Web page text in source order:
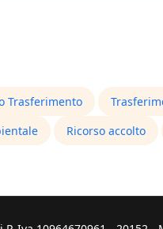
Trasferimento
Ricorso accolto